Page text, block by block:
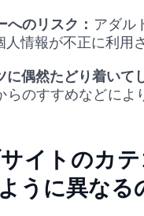
のリスク： アダル
情報が不正に利用
偶然たどり着いて
のすすめなどに
イトのカ
うに異なる